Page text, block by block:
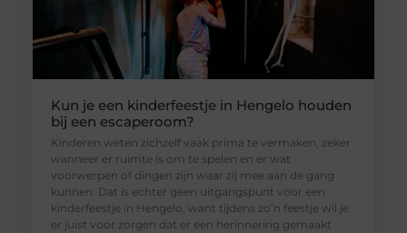
Kun je een kinderfeestje in Hengelo houden
bij een escaperoom?
Kinderen weten zichzelf vaak prima te vermaken, zeker
wanneer er ruimte is om te spelen en er wat
voorwerpen of dingen zijn waar zij mee aan de gang
kunnen. Dat is echter geen uitgangspunt voor een
kinderfeestje in Hengelo, want tijdens zo’n feestje wil je
er juist voor zorgen dat er een herinnering gemaakt